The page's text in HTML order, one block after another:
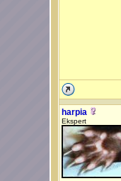
harpia
Ekspert